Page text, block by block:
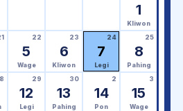
1
Kliwon
5
22
Wage
6
23
Kliwon
7
24
Legi
8
25
Pahing
12
29
Legi
13
30
Pahing
14
2
Pon
15
3
Wage